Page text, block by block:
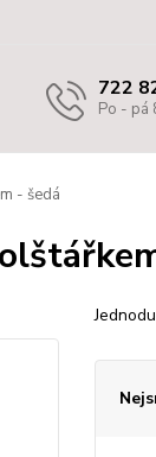
722
Po - pá
- šedá